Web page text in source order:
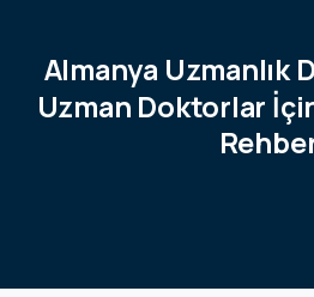
Almanya Uzmanlık
Uzman Doktorlar